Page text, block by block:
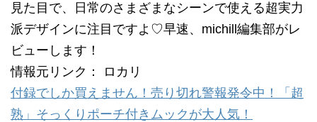
見た目で、日常のさまざまなシーンで使える超実力
派デザインに注目ですよ♡早速、michill編集部がレ
ビューします！
情報元リンク： ロカリ
付録でしか買えません！売り切れ警報発令中！「超
熟」そっくりポーチ付きムックが大人気！